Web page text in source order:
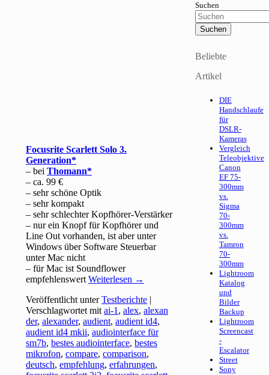
Focusrite Scarlett Solo 3.
Generation
– beiThomann
– ca. 99 €
– sehr schöne Optik
– sehr kompakt
– sehr schlechter Kopfhörer-Verstärker
– nur ein Knopf für Kopfhörer und
Line Out vorhanden, ist aber unter
Windows über Software Steuerbar
unter Mac nicht
– für Mac ist Soundflower
empfehlenswertWeiterlesen →
Veröffentlicht unter Testberichte |
Verschlagwortet mit ai-1 ,alex,alexan
der,alexander,audient,audient id4,
audient id4 mkii,audiointerface für
sm7b,bestes audiointerface,bestes
mikrofon,compare,comparison,
deutsch,empfehlung,erfahrungen,
Suchen
Beliebte
Artikel
DIE
Handschlaufe
für
DSLR-
Kameras
Vergleich
Teleobjektive
Canon
EF 75-
300mm
vs.
Sigma
70-
300mm
vs.
Tamron
70-
300mm
Lightroom
Katalog
und
Bilder
Backup
Lightroom
Screencast
-
Escalator
Street
Sony